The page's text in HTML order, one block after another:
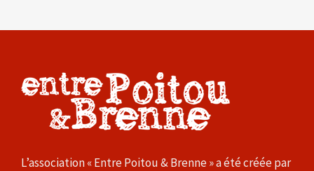
L’association « Entre Poitou & Brenne » a été créée par